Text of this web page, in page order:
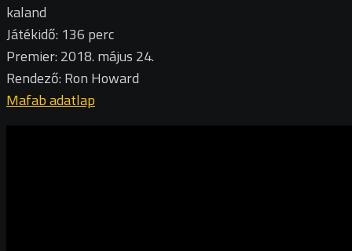
kaland
Játékidő: 136 perc
Premier: 2018. május 24.
Rendező: Ron Howard
Mafab adatlap